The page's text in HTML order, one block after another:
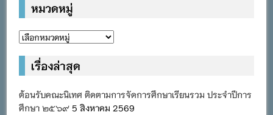
หมวดหมู่
หมวด
เรื่องล่าสุด
ต้อนรับคณะนิเทศ ติดตามการจัดการศึกษาเรียนรวม ประจำปีการ
ศึกษา ๒๕๖๙ 5 สิงหาคม 2569